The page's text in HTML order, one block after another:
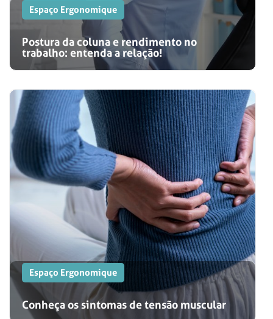
Espaço Ergonomique
Postura da coluna e rendimento no
trabalho: entenda a relação!
Espaço Ergonomique
Conheça os sintomas de tensão muscular